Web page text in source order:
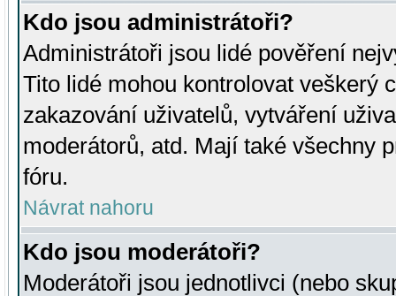
Kdo jsou administrátoři?
Administrátoři jsou lidé pověření
Tito lidé mohou kontrolovat veškerý
zakazování uživatelů, vytváření
moderátorů, atd. Mají také všechny
fóru.
Návrat nahoru
Kdo jsou moderátoři?
Moderátoři jsou jednotlivci (nebo